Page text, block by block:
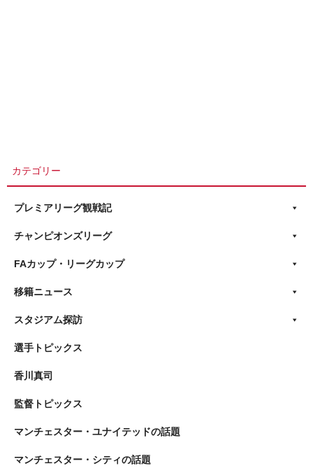
カテゴリー
プレミアリーグ観戦記
チャンピオンズリーグ
FAカップ・リーグカップ
移籍ニュース
スタジアム探訪
選手トピックス
香川真司
監督トピックス
マンチェスター・ユナイテッドの話題
マンチェスター・シティの話題